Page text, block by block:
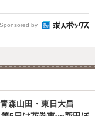
Sponsored by
森山田・東日大昌